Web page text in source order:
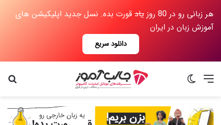
هر زبانی رو در 80 روز یاد قورت بده. نسل جدید اپلیکیشن های
آموزش زبان در ایران
دانلود سریع
منو